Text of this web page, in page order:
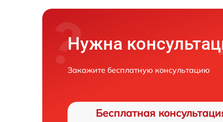
Нужна
Закажите бесплатную консультацию
Бесплатная